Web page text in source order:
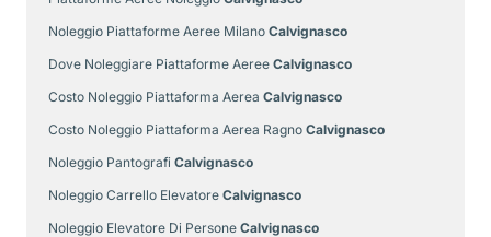
Noleggio Piattaforme Aeree Milano Calvignasco
Dove Noleggiare Piattaforme Aeree Calvignasco
Costo Noleggio Piattaforma Aerea Calvignasco
Costo Noleggio Piattaforma Aerea Ragno Calvignasco
Noleggio Pantografi Calvignasco
Noleggio Carrello Elevatore Calvignasco
Noleggio Elevatore Di Persone Calvignasco